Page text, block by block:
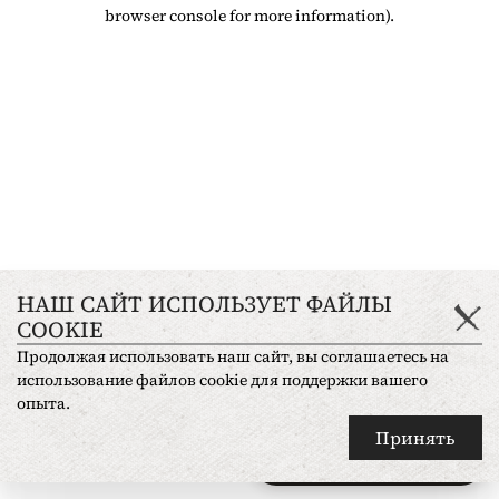
НАШ САЙТ ИСПОЛЬЗУЕТ ФАЙЛЫ
COOKIE
Продолжая использовать наш сайт, вы соглашаетесь на
использование файлов cookie для поддержки вашего
опыта.
Принять
browser console for more information).
Спросите что угодно